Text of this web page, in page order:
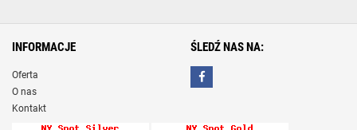
INFORMACJE
Oferta
O nas
Kontakt
ŚLEDŹ NAS NA: